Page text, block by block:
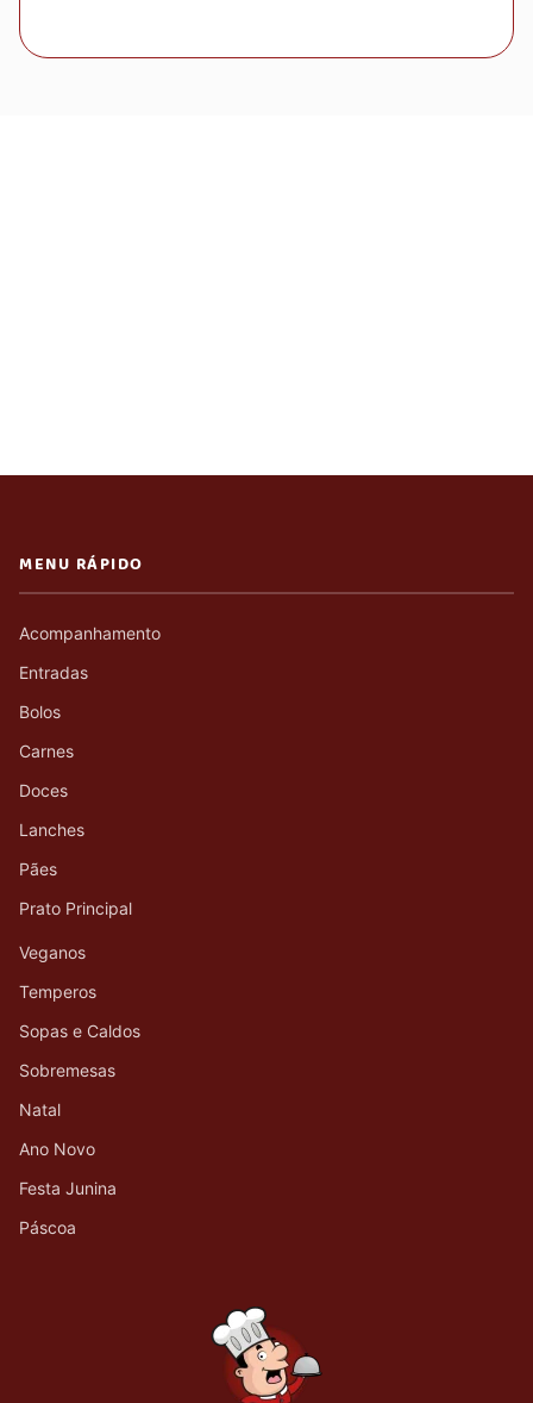
MENU RÁPIDO
Acompanhamento
Entradas
Bolos
Carnes
Doces
Lanches
Pães
Prato Principal
Veganos
Temperos
Sopas e Caldos
Sobremesas
Natal
Ano Novo
Festa Junina
Páscoa